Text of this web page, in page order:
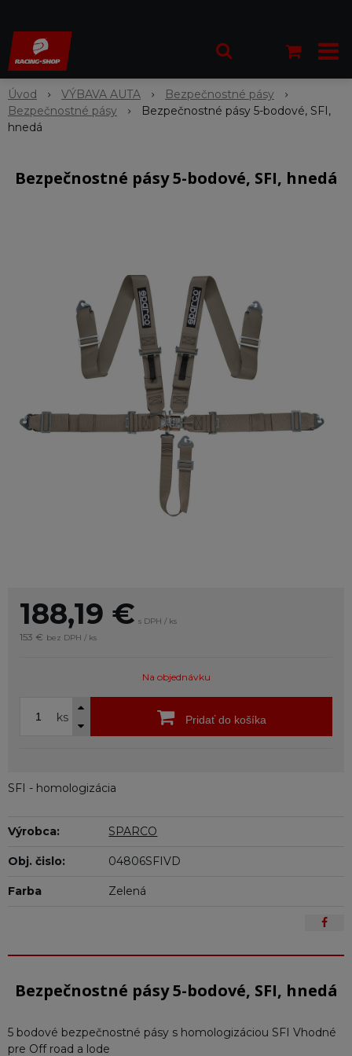
Úvod VÝBAVA AUTA
Bezpečnostné pásy
Bezpečnostné pásy
Bezpečnostné pásy 5-bodové, SFI,
hnedá
Bezpečnostné pásy 5-bodové, SFI, hnedá
188,19 € s DPH / ks
153 € bez DPH / ks
Na objednávku
ks Pridať do košíka
SFI - homologizácia
Výrobca: SPARCO
Obj. čislo: 04806SFIVD
Farba Zelená
Bezpečnostné pásy 5-bodové, SFI, hnedá
5 bodové bezpečnostné pásy s homologizáciou SFI Vhodné
pre Off road a lode